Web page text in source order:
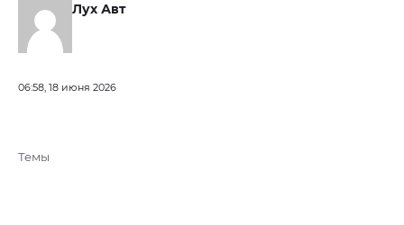
Лух Авт
06:58, 18 июня 2026
Темы